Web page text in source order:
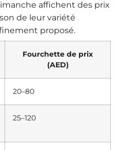
affichent des prix
de leur variété
proposé.
Fourchette de prix
(AED)
20–80
25–120